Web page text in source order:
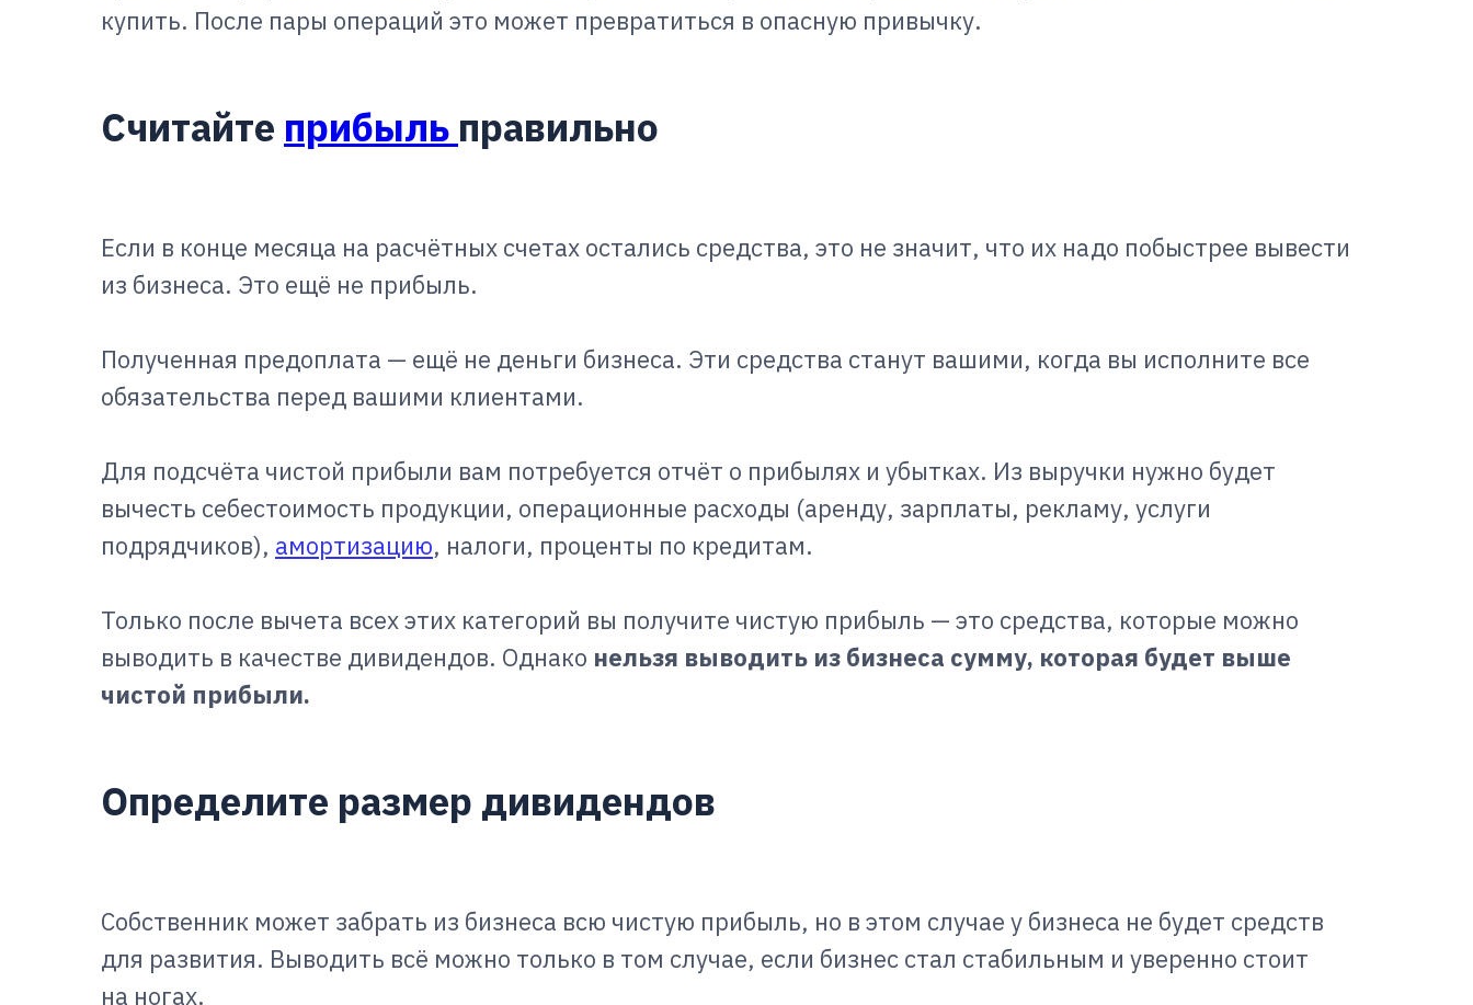
купить. После пары операций это может превратиться в опасную привычку.
Считайте прибыль правильно
Если в конце месяца на расчётных счетах остались средства, это не значит, что их надо побыстрее вывести
из бизнеса. Это ещё не прибыль.
Полученная предоплата — ещё не деньги бизнеса. Эти средства станут вашими, когда вы исполните все
обязательства перед вашими клиентами.
Для подсчёта чистой прибыли вам потребуется отчёт о прибылях и убытках. Из выручки нужно будет
вычесть себестоимость продукции, операционные расходы (аренду, зарплаты, рекламу, услуги
подрядчиков), амортизацию, налоги, проценты по кредитам.
Только после вычета всех этих категорий вы получите чистую прибыль — это средства, которые можно
выводить в качестве дивидендов. Однако нельзя выводить из бизнеса сумму, которая будет выше
чистой прибыли.
Определите размер дивидендов
Собственник может забрать из бизнеса всю чистую прибыль, но в этом случае у бизнеса не будет средств
для развития. Выводить всё можно только в том случае, если бизнес стал стабильным и уверенно стоит
на ногах.